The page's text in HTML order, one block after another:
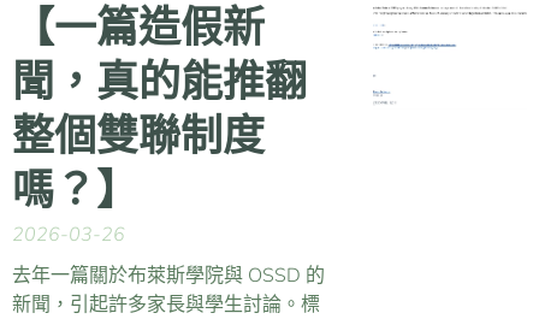
【一篇造假新
聞，真的能推翻
整個雙聯制度
嗎？】
2026-03-26
去年一篇關於布萊斯學院與 OSSD 的
新聞，引起許多家長與學生討論。標